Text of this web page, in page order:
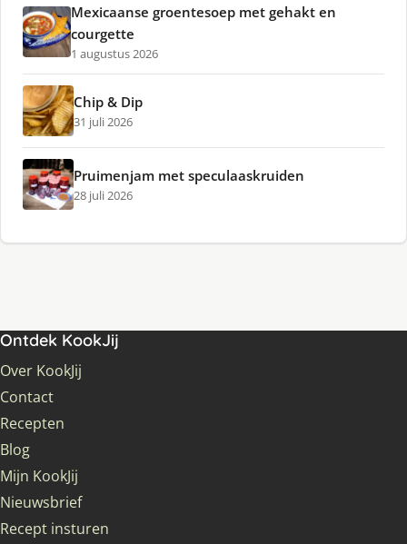
Mexicaanse groentesoep met gehakt en
courgette
1 augustus 2026
Chip & Dip
31 juli 2026
Pruimenjam met speculaaskruiden
28 juli 2026
Ontdek KookJij
Over KookJij
Contact
Recepten
Blog
Mijn KookJij
Nieuwsbrief
Recept insturen